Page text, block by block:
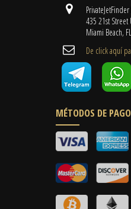
PrivateJetFinder
435 21st Street
Miami Beach,
De click aquí
MÉTODOS DE PAGO